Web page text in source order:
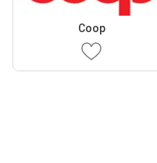
Coop